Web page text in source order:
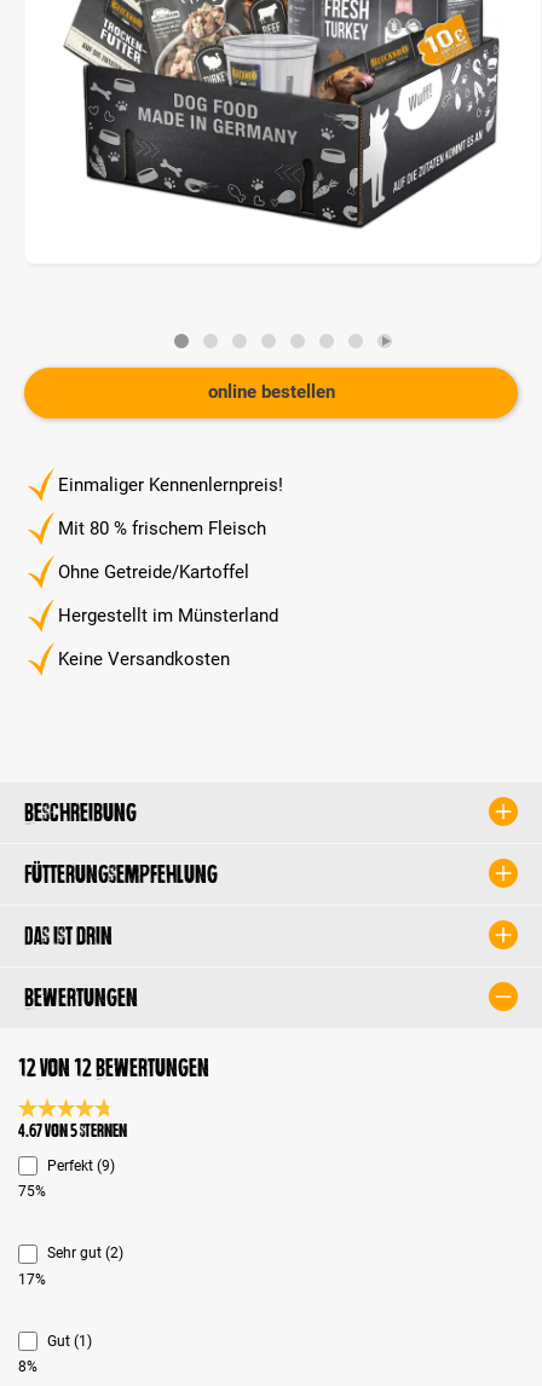
Einmaliger Kennenlernpreis!
Mit 80 % frischem Fleisch
Ohne Getreide/Kartoffel
Hergestellt im Münsterland
Keine Versandkosten
online bestellen
Beschreibung
Fütterungsempfehlung
Das ist drin
Bewertungen
12 von 12 Bewertungen
Durchschnittliche Bewertung 4.6 von 5 Sternen
4.67 von 5 Sternen
Perfekt (9)
75%
Sehr gut (2)
17%
Gut (1)
8%